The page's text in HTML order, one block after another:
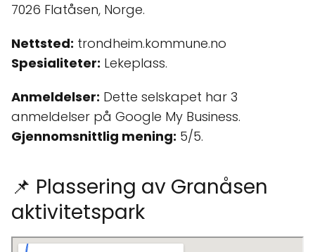
7026 Flatåsen, Norge.
Nettsted: trondheim.kommune.no
Spesialiteter: Lekeplass.
Anmeldelser: Dette selskapet har 3
anmeldelser på Google My Business.
Gjennomsnittlig mening: 5/5.
📌 Plassering av Granåsen
aktivitetspark